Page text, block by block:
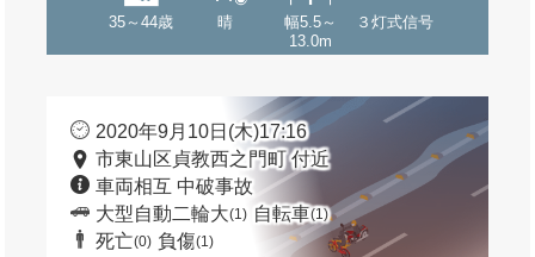
35～44歳 晴
幅5.5～
13.0m
３灯式信号
2020年9月10日(木)17:16
市東山区貞教西之門町 付近
車両相互 中破事故
大型自動二輪大(1) 自転車(1)
死亡(0) 負傷(1)